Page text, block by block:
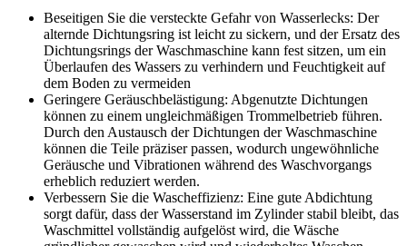
Beseitigen Sie die versteckte Gefahr von Wasserlecks: Der
alternde Dichtungsring ist leicht zu sickern, und der Ersatz des
Dichtungsrings der Waschmaschine kann fest sitzen, um ein
Überlaufen des Wassers zu verhindern und Feuchtigkeit auf
dem Boden zu vermeiden
Geringere Geräuschbelästigung: Abgenutzte Dichtungen
können zu einem ungleichmäßigen Trommelbetrieb führen.
Durch den Austausch der Dichtungen der Waschmaschine
können die Teile präziser passen, wodurch ungewöhnliche
Geräusche und Vibrationen während des Waschvorgangs
erheblich reduziert werden.
Verbessern Sie die Wascheffizienz: Eine gute Abdichtung
sorgt dafür, dass der Wasserstand im Zylinder stabil bleibt, das
Waschmittel vollständig aufgelöst wird, die Wäsche